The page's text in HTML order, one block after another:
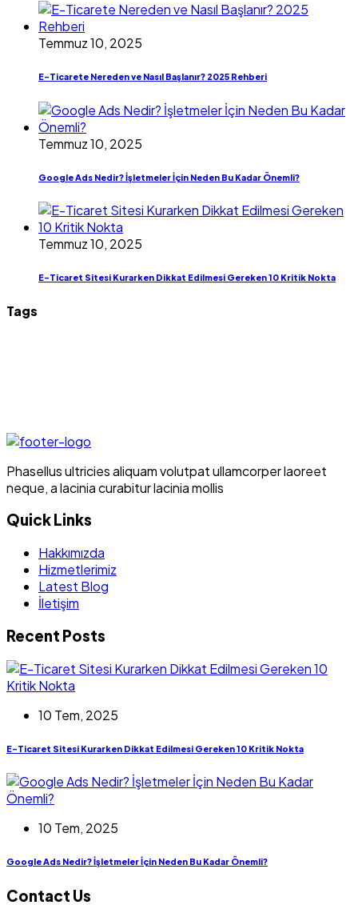
Temmuz 10, 2025
E-Ticarete Nereden ve Nasıl Başlanır? 2025 Rehberi
Temmuz 10, 2025
Google Ads Nedir? İşletmeler İçin Neden Bu Kadar Önemli?
Temmuz 10, 2025
E-Ticaret Sitesi Kurarken Dikkat Edilmesi Gereken 10 Kritik Nokta
Tags
Phasellus ultricies aliquam volutpat ullamcorper laoreet
neque, a lacinia curabitur lacinia mollis
Quick Links
Hakkımızda
Hizmetlerimiz
Latest Blog
İletişim
Recent Posts
10 Tem, 2025
E-Ticaret Sitesi Kurarken Dikkat Edilmesi Gereken 10 Kritik Nokta
10 Tem, 2025
Google Ads Nedir? İşletmeler İçin Neden Bu Kadar Önemli?
Contact Us